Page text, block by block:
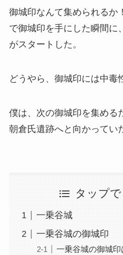
御城印なんて集められるか
で御城印を手にした瞬間に
がスタートした。
どうやら、御城印には中毒
僕は、次の御城印を集める
朝倉氏遺跡へと向かってい
タップ
一乗谷城
一乗谷城の御城印
一乗谷城の御城印